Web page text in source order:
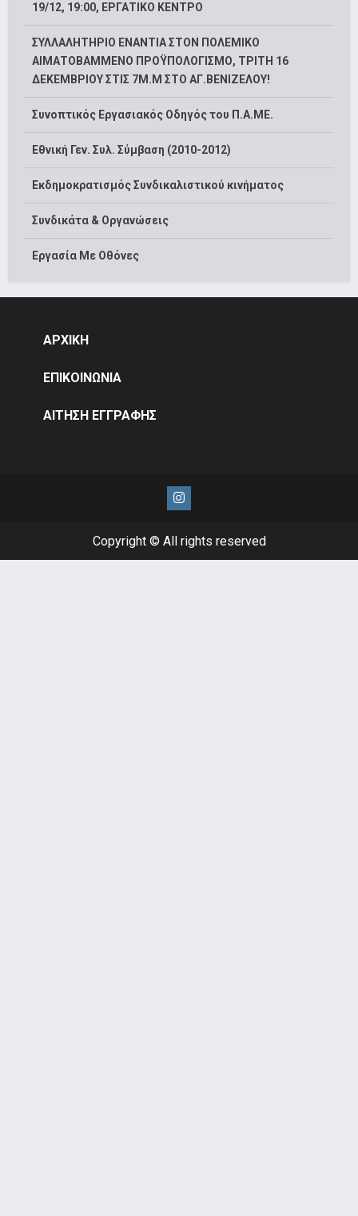
19/12, 19:00, ΕΡΓΑΤΙΚΟ ΚΕΝΤΡΟ
ΣΥΛΛΑΛΗΤΗΡΙΟ ΕΝΑΝΤΙΑ ΣΤΟΝ ΠΟΛΕΜΙΚΟ
ΑΙΜΑΤΟΒΑΜΜΕΝΟ ΠΡΟΫΠΟΛΟΓΙΣΜΟ, ΤΡΙΤΗ 16
ΔΕΚΕΜΒΡΙΟΥ ΣΤΙΣ 7Μ.Μ ΣΤΟ ΑΓ.ΒΕΝΙΖΕΛΟΥ!
Συνοπτικός Εργασιακός Οδηγός του Π.Α.ΜΕ.
Εθνική Γεν. Συλ. Σύμβαση (2010-2012)
Εκδημοκρατισμός Συνδικαλιστικού κινήματος
Συνδικάτα & Οργανώσεις
Εργασία Με Οθόνες
ΑΡΧΙΚΗ
ΕΠΙΚΟΙΝΩΝΙΑ
ΑΙΤΗΣΗ ΕΓΓΡΑΦΗΣ
Instagram
Copyright © All rights reserved